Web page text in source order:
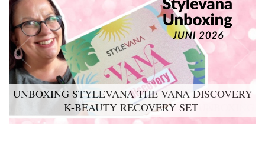
UNBOXING STYLEVANA THE VANA DISCOVERY
K-BEAUTY RECOVERY SET